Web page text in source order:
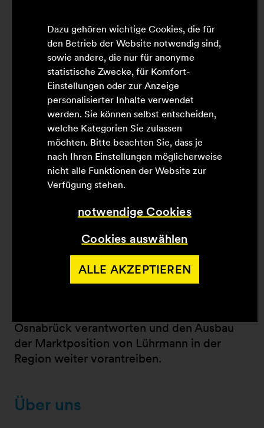
einem Bundestagsabgeordneten. Aufgrund
ihres ausgeprägten persönlichen Interesses
an Immobilien entschied sie sich
anschließend für den Wechsel in die
Immobilienwirtschaft – ihre erste Station
war Lührmann.
„Judith Klara Weiß hat sich in den
vergangenen Jahren durch hohe fachliche
Kompetenz, Führungsstärke und großes
Engagement ausgezeichnet“, sagt Achim
Weitkamp, geschäftsführender
Bereich Vermietung an unserem Standort in
weiterentwickelt.“
In ihrer neuen Funktion als Geschäftsführerin
wird Weiß die strategische
Osnabrück verantworten und den Ausbau
der Marktposition von Lührmann in der
Region weiter vorantreiben.
Über uns
Dazu gehören wichtige Cookies, die für
den Betrieb der Website notwendig sind,
sowie andere, die nur für anonyme
statistische Zwecke, für Komfort-
Einstellungen oder zur Anzeige
personalisierter Inhalte verwendet
werden. Sie können selbst entscheiden,
welche Kategorien Sie zulassen
möchten. Bitte beachten Sie, dass je
nach Ihren Einstellungen möglicherweise
nicht alle Funktionen der Website zur
Verfügung stehen.
ALLE AKZEPTIEREN
notwendige Cookies
Cookies auswählen